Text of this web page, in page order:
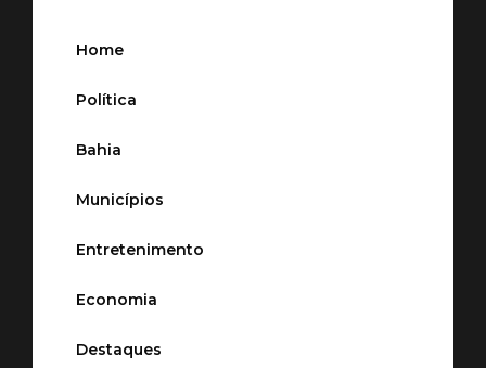
Home
Política
Bahia
Municípios
Entretenimento
Economia
Destaques